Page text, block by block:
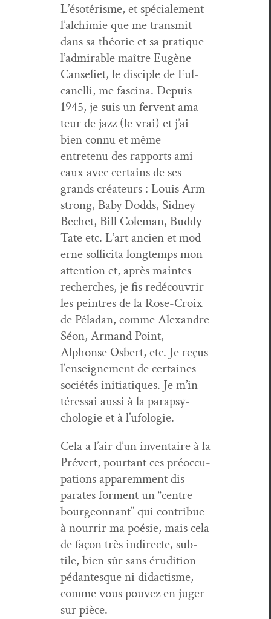
L’é­sotérisme, et spé­ciale­ment
l’alchimie que me trans­mit
dans sa théorie et sa pra­tique
l’ad­mirable maître Eugène
Canseli­et, le dis­ci­ple de Ful­
canel­li, me fasci­na. Depuis
1945, je suis un fer­vent ama­
teur de jazz (le vrai) et j’ai
bien con­nu et même
entretenu des rap­ports ami­
caux avec cer­tains de ses
grands créa­teurs : Louis Arm­
strong, Baby Dodds, Sid­ney
Bechet, Bill Cole­man, Bud­dy
Tate etc. L’art ancien et mod­
erne sol­lici­ta longtemps mon
atten­tion et, après maintes
recherch­es, je fis redé­cou­vrir
les pein­tres de la Rose-Croix
de Péladan, comme Alexan­dre
Séon, Armand Point,
Alphonse Osbert, etc. Je reçus
l’en­seigne­ment de cer­taines
sociétés ini­ti­a­tiques. Je m’in­
téres­sai aus­si à la para­psy­
cholo­gie et à l’ufologie.
Cela a l’air d’un inven­taire à la
Prévert, pour­tant ces préoc­cu­
pa­tions apparem­ment dis­
parates for­ment un “cen­tre
bour­geon­nant” qui con­tribue
à nour­rir ma poésie, mais cela
de façon très indi­recte, sub­
tile, bien sûr sans éru­di­tion
pédan­tesque ni didac­tisme,
comme vous pou­vez en juger
sur pièce.